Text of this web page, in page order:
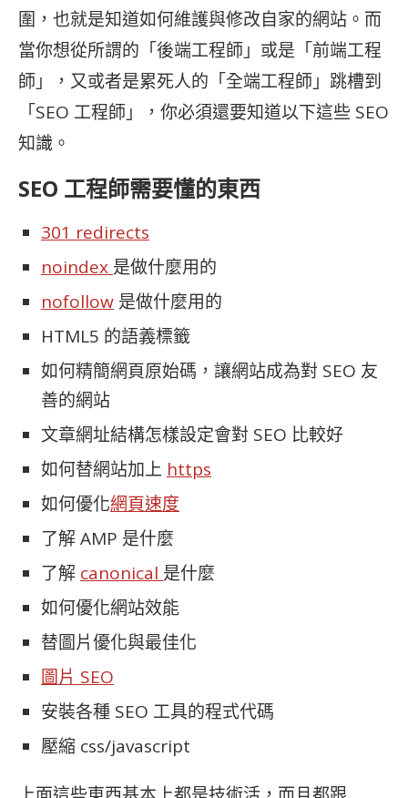
圍，也就是知道如何維護與修改自家的網站。而
當你想從所謂的「後端工程師」或是「前端工程
師」，又或者是累死人的「全端工程師」跳槽到
「SEO 工程師」，你必須還要知道以下這些 SEO
知識。
SEO 工程師需要懂的東西
301 redirects
noindex 是做什麼用的
nofollow 是做什麼用的
HTML5 的語義標籤
如何精簡網頁原始碼，讓網站成為對 SEO 友
善的網站
文章網址結構怎樣設定會對 SEO 比較好
如何替網站加上 https
如何優化網頁速度
了解 AMP 是什麼
了解 canonical 是什麼
如何優化網站效能
替圖片優化與最佳化
圖片 SEO
安裝各種 SEO 工具的程式代碼
壓縮 css/javascript